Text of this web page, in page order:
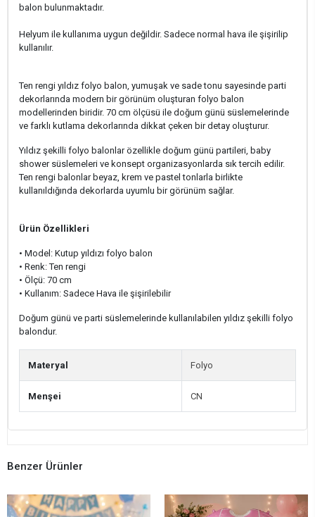
balon bulunmaktadır.
Helyum ile kullanıma uygun değildir. Sadece normal hava ile şişirilip
kullanılır.
Ten rengi yıldız folyo balon, yumuşak ve sade tonu sayesinde parti
dekorlarında modern bir görünüm oluşturan folyo balon
modellerinden biridir. 70 cm ölçüsü ile doğum günü süslemelerinde
ve farklı kutlama dekorlarında dikkat çeken bir detay oluşturur.
Yıldız şekilli folyo balonlar özellikle doğum günü partileri, baby
shower süslemeleri ve konsept organizasyonlarda sık tercih edilir.
Ten rengi balonlar beyaz, krem ve pastel tonlarla birlikte
kullanıldığında dekorlarda uyumlu bir görünüm sağlar.
Ürün Özellikleri
• Model: Kutup yıldızı folyo balon
• Renk: Ten rengi
• Ölçü: 70 cm
• Kullanım: Sadece Hava ile şişirilebilir
Doğum günü ve parti süslemelerinde kullanılabilen yıldız şekilli folyo
balondur.
Materyal Folyo
Menşei CN
Benzer Ürünler